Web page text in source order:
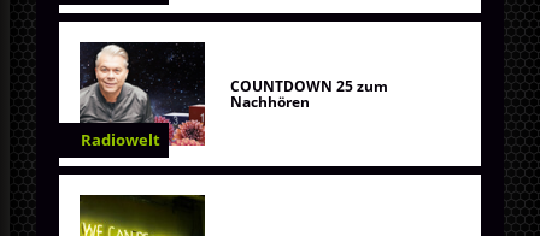
Radiowelt
COUNTDOWN 25 zum
Nachhören